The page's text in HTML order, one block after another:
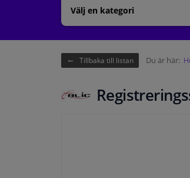
Välj en kategori
Tillbaka till listan Du är här: